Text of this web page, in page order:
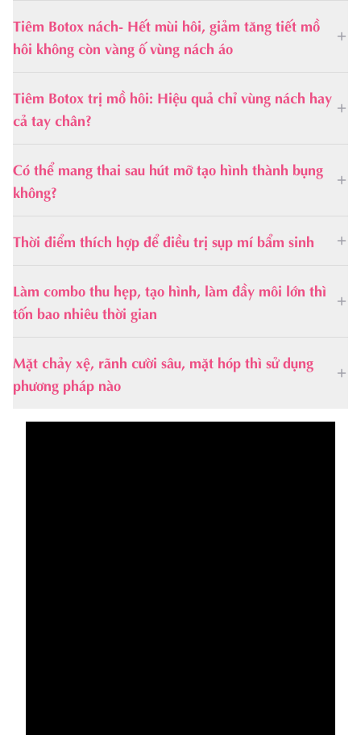
Tiêm Botox nách- Hết mùi hôi, giảm tăng tiết mồ
hôi không còn vàng ố vùng nách áo
Tiêm Botox trị mồ hôi: Hiệu quả chỉ vùng nách hay
cả tay chân?
Có thể mang thai sau hút mỡ tạo hình thành bụng
không?
Thời điểm thích hợp để điều trị sụp mí bẩm sinh
Làm combo thu hẹp, tạo hình, làm đầy môi lớn thì
tốn bao nhiêu thời gian
Mặt chảy xệ, rãnh cười sâu, mặt hóp thì sử dụng
phương pháp nào